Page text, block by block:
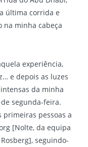
última corrida e
na minha cabeça
experiência,
e depois as luzes
da minha
segunda-feira.
primeiras pessoas a
[Nolte, da equipa
seguindo-